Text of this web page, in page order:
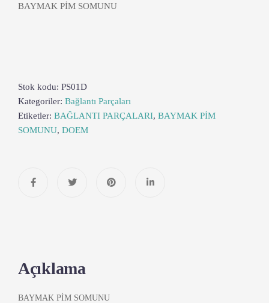
BAYMAK PİM SOMUNU
Stok kodu: PS01D
Kategoriler: Bağlantı Parçaları
Etiketler: BAĞLANTI PARÇALARI, BAYMAK PİM
SOMUNU, DOEM
Açıklama
BAYMAK PİM SOMUNU